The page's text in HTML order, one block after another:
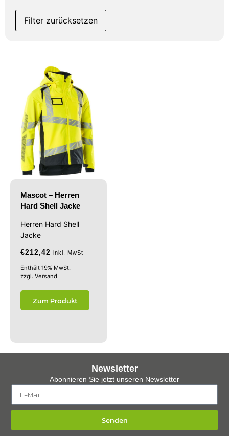
Filter zurücksetzen
Mascot – Herren
Hard Shell Jacke
Herren Hard Shell
Jacke
€212,42 inkl. MwSt
Enthält 19% MwSt.
zzgl. Versand
Zum Produkt
Newsletter
Abonnieren Sie jetzt unseren Newsletter
Senden